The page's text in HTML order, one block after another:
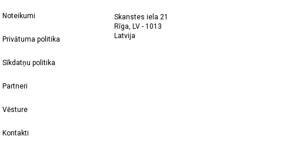
Noteikumi
Privātuma politika
Sīkdatņu politika
Partneri
Vēsture
Kontakti
Skanstes iela 21
Rīga, LV - 1013
Latvija